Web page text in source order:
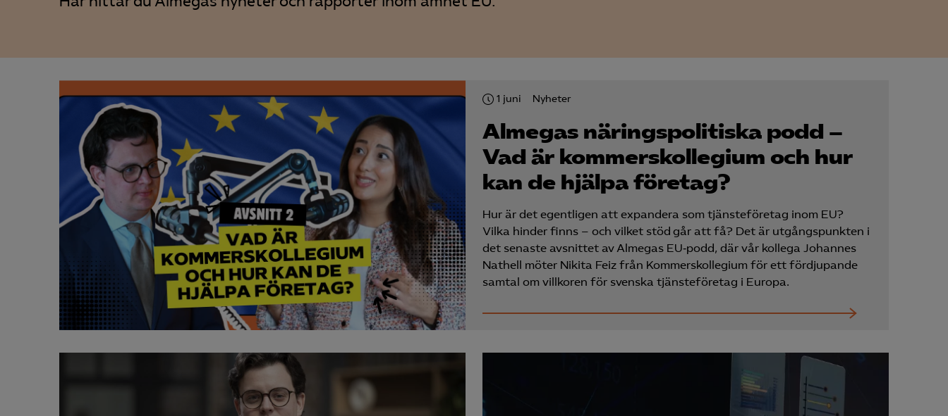
Tåg­företagen
Kurser & utbildningar
Påverkansarbete
Bli medlem
Logga in på
Arbetsgivarguiden
Press
In English
1 juni Nyheter
Almegas närings­politiska podd –
Vad är kommerskollegium och hur
kan de hjälpa företag?
Hur är det egentligen att expandera som tjänsteföretag inom EU?
Vilka hinder finns – och vilket stöd går att få? Det är utgångspunkten i
det senaste avsnittet av Almegas EU‑podd, där vår kollega Johannes
Nathell möter Nikita Feiz från Kommerskollegium för ett fördjupande
samtal om villkoren för svenska tjänsteföretag i Europa.